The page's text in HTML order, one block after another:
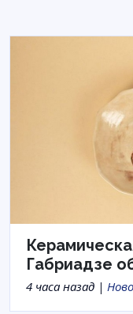
Габриадзе
4 часа назад |